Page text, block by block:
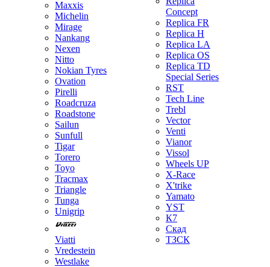
Maxxis
Michelin
Mirage
Nankang
Nexen
Nitto
Nokian Tyres
Ovation
Pirelli
Roadcruza
Roadstone
Sailun
Sunfull
Tigar
Torero
Toyo
Tracmax
Triangle
Tunga
Unigrip
Viatti
Vredestein
Westlake
Concept
Replica FR
Replica H
Replica LA
Replica OS
Replica TD
Special Series
RST
Tech Line
Trebl
Vector
Venti
Vianor
Vissol
Wheels UP
X-Race
X'trike
Yamato
YST
К7
Скад
ТЗСК